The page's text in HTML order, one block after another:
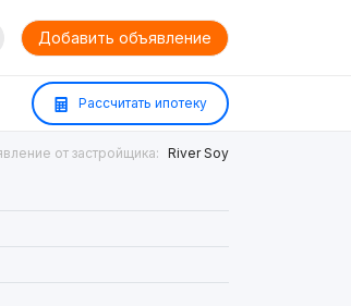
Добавить объявление
Рассчитать ипотеку
от застройщика: River Soy